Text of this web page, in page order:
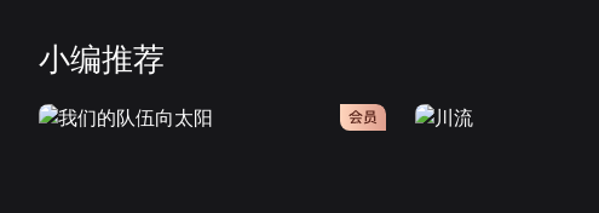
小编推荐
会员